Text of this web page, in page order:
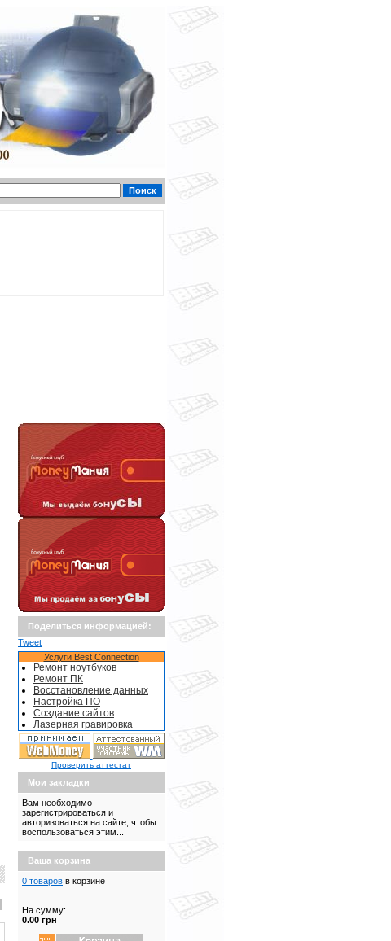
Поделиться информацией:
Tweet
Услуги Best Connection
Ремонт ноутбуков
Ремонт ПК
Восстановление данных
Настройка ПО
Создание сайтов
Лазерная гравировка
Проверить аттестат
Мои закладки
Вам необходимо
зарегистрироваться и
авторизоваться на сайте, чтобы
воспользоваться этим...
Ваша корзина
0 товаров в корзине
На сумму:
0.00 грн